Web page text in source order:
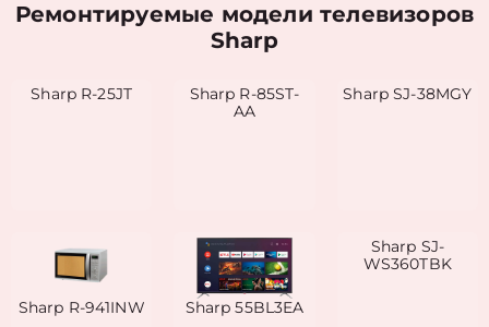
Ремонтируемые модели телевизоров
Sharp
Sharp R-25JT
Sharp R-85ST-
AA
Sharp SJ-38MGY
Sharp R-941INW Sharp 55BL3EA
Sharp SJ-
WS360TBK